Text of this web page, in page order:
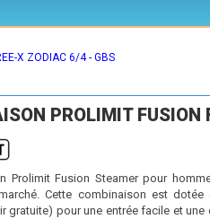
X ZODIAC 6/4 - GBS
PROLIMIT
Prolimit Fusion Steamer pour
Cette combinaison est
gratuite) pour une entrée facile et